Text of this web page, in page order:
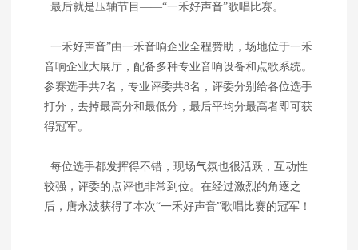
最后就是压轴节目——“一禾好声音”歌唱比赛。
一禾好声音”由一禾音响企业全程赞助，场地位于一禾
音响企业大展厅，配备多种专业音响设备和点歌系统。
参赛选手共7名，专业评委共8名，评委分别给各位选手
打分，去掉最高分和最低分，最后平均分最高者即可获
得冠军。
每位选手都发挥得不错，现场气氛也很活跃，互动性
较强，评委的点评也非常到位。在经过激烈的角逐之
后，唐永波获得了本次“一禾好声音”歌唱比赛的冠军！